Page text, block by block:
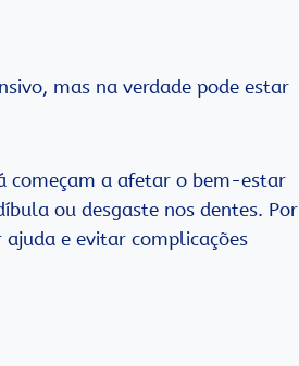
mas na verdade pode estar
começam a afetar o bem-estar
ou desgaste nos dentes. Por
ajuda e evitar complicações